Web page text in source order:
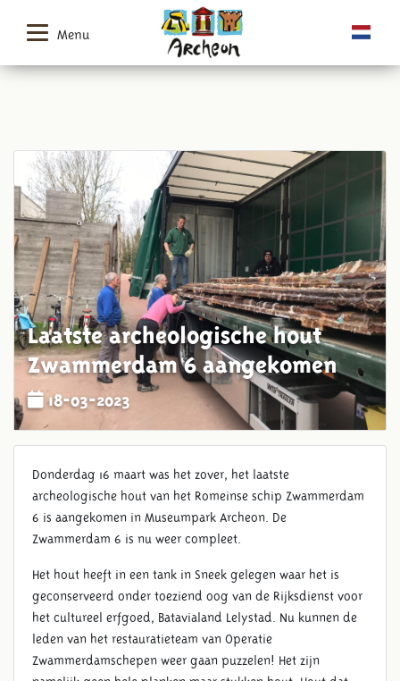
Menu
Laatste archeologische hout
Zwammerdam 6 aangekomen
18-03-2023
Donderdag 16 maart was het zover, het laatste
archeologische hout van het Romeinse schip Zwammerdam
6 is aangekomen in Museumpark Archeon. De
Zwammerdam 6 is nu weer compleet.
Het hout heeft in een tank in Sneek gelegen waar het is
geconserveerd onder toeziend oog van de Rijksdienst voor
het cultureel erfgoed, Batavialand Lelystad . Nu kunnen de
leden van het restauratieteam van Operatie
Zwammerdamschepen weer gaan puzzelen! Het zijn